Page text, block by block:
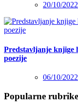
20/10/2022
Predstavljanje knjige
poezije
06/10/2022
Popularne rubrike